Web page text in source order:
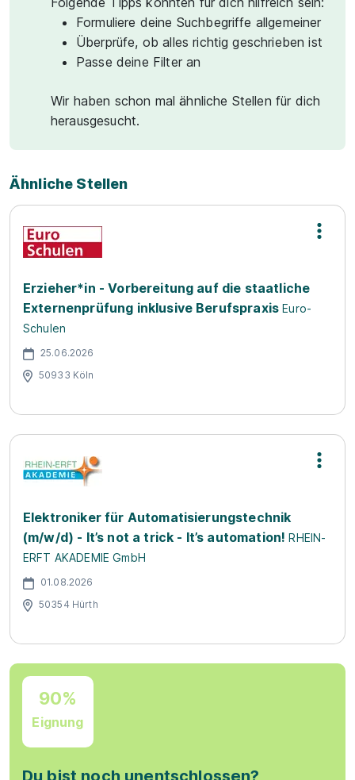
Formuliere deine Suchbegriffe allgemeiner
Überprüfe, ob alles richtig geschrieben ist
Passe deine Filter an
Wir haben schon mal ähnliche Stellen für dich
herausgesucht.
Ähnliche Stellen
Erzieher*in - Vorbereitung auf die staatliche
Externenprüfung inklusive Berufspraxis Euro-
Schulen
25.06.2026
50933 Köln
Elektroniker für Automatisierungstechnik
(m/w/d) - It’s not a trick - It’s automation! RHEIN-
ERFT AKADEMIE GmbH
01.08.2026
50354 Hürth
90%
Eignung
Du bist noch unentschlossen?